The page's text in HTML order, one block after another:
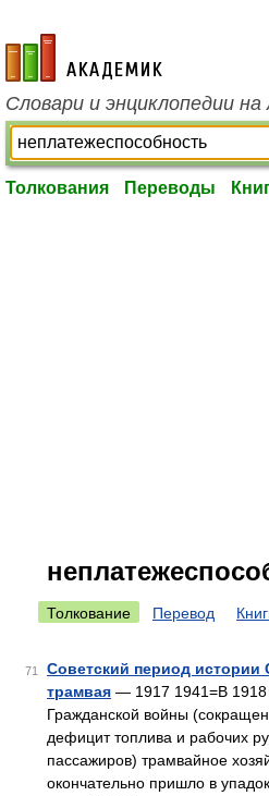
academic.ru
Словари и энциклопедии
Толкования Переводы
Толкование Перевод
71
Советский период истории
трамвая — 1917 1941=В 1918
Гражданской войны
дефицит топлива и рабочих
пассажиров) трамвайное
окончательно пришло в